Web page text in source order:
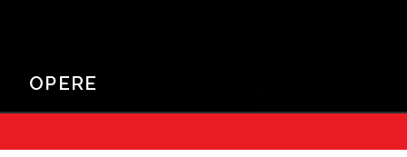
OPERE